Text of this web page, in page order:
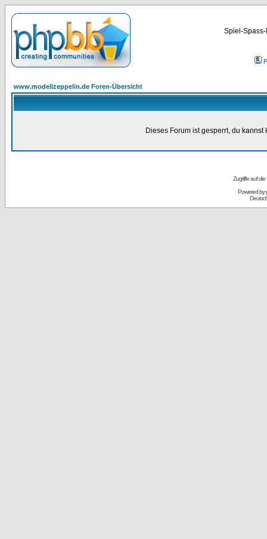
Spiel-
www.modellzeppelin.de Foren-Übersicht
Dieses Forum ist gesperrt, du
Zugriffe auf
Powered by